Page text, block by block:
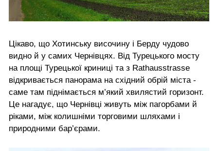
Цікаво, що Хотинську височину і Берду чудово
видно й у самих Чернівцях. Від Турецького мосту
на площі Турецької криниці та з Rathausstrasse
відкривається панорама на східний обрій міста -
саме там піднімається м’який хвилястий горизонт.
Це нагадує, що Чернівці живуть між пагорбами й
ріками, між колишніми торговими шляхами і
природними бар’єрами.